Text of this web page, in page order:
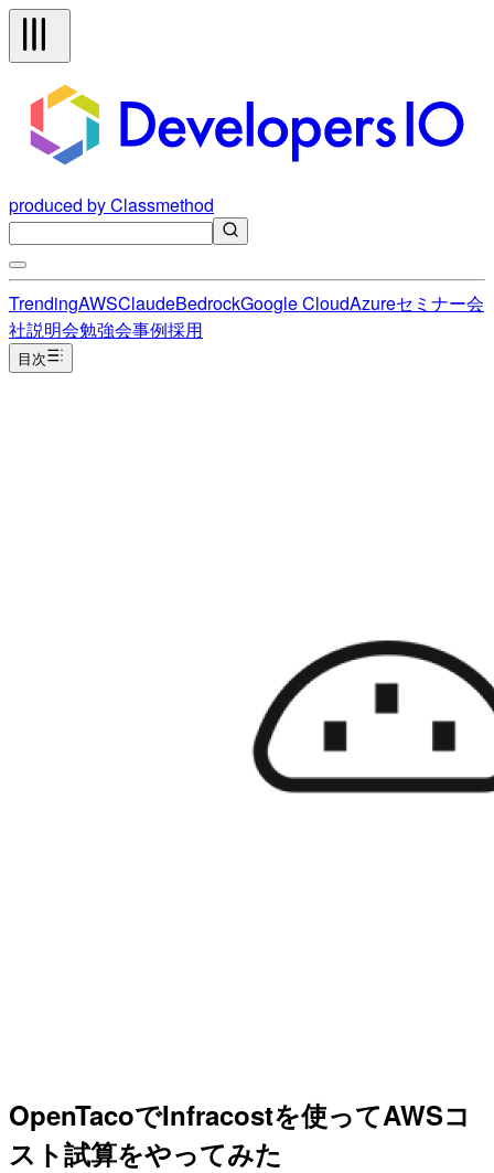
produced by Classmethod
TrendingAWSClaudeBedrockGoogle CloudAzureセミナー会
社説明会勉強会事例採用
目次
OpenTacoでInfracostを使ってAWSコ
スト試算をやってみた